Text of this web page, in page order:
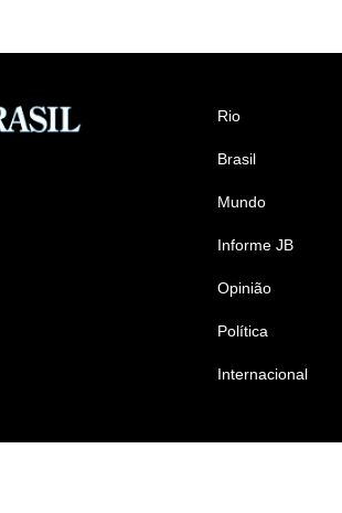
Rio
Brasil
Mundo
Informe JB
Opinião
Política
Internacional